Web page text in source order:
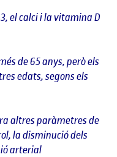
el calci i la vitamina D
de 65 anys, però els
edats, segons els
altres paràmetres de
la disminució dels
arterial